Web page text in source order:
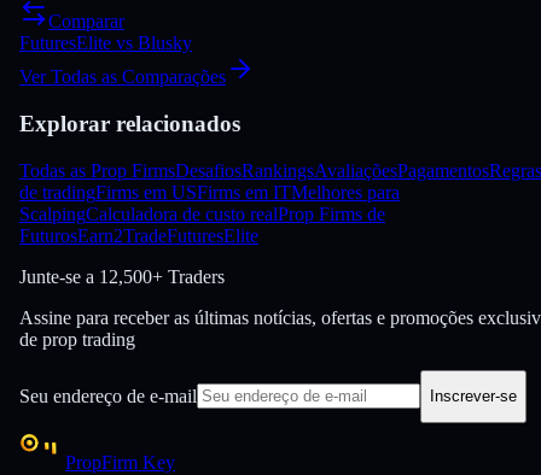
Comparar
FuturesElite vs Blusky
Ver Todas as Comparações
Explorar relacionados
Todas as Prop FirmsDesafiosRankingsAvaliaçõesPagamentosRegras
de tradingFirms em USFirms em ITMelhores para
ScalpingCalculadora de custo realProp Firms de
FuturosEarn2TradeFuturesElite
Junte-se a 12,500+ Traders
Assine para receber as últimas notícias, ofertas e promoções
de prop trading
Seu endereço de e-mail Inscrever-se
PropFirm Key